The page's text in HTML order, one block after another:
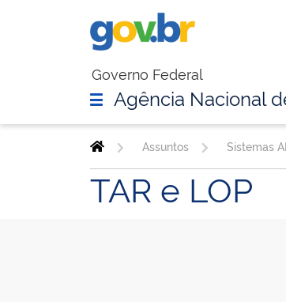
Governo Federal
Agência Nacional
Assuntos Sistemas
TAR e LOP